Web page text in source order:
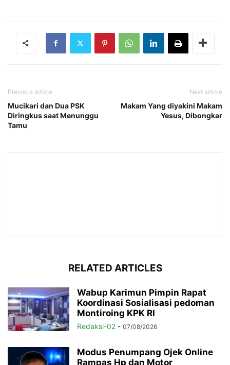
Previous article
Mucikari dan Dua PSK
Diringkus saat Menunggu
Tamu
Next article
Makam Yang diyakini Makam
Yesus, Dibongkar
RELATED ARTICLES
Wabup Karimun Pimpin Rapat
Koordinasi Sosialisasi pedoman
Montiroing KPK RI
Redaksi-02 - 07/08/2026
Modus Penumpang Ojek Online
Rampas Hp dan Motor